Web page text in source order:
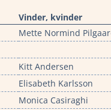
Vinder, kvinder
Mette Normind
Kitt Andersen
Elisabeth Karlsson
Monica Casiraghi